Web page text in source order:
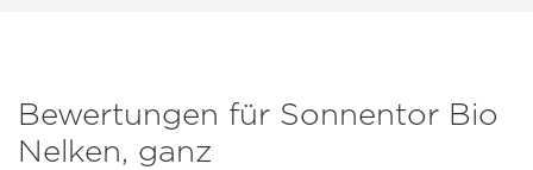
Bewertungen für Sonnentor Bio
Nelken, ganz